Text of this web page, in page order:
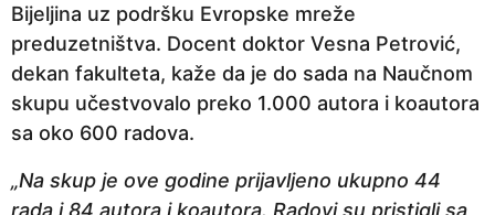
Bijeljina uz podršku Evropske mreže
preduzetništva. Docent doktor Vesna Petrović,
dekan fakulteta, kaže da je do sada na Naučnom
skupu učestvovalo preko 1.000 autora i koautora
sa oko 600 radova.
„Na skup je ove godine prijavljeno ukupno 44
rada i 84 autora i koautora. Radovi su pristigli sa